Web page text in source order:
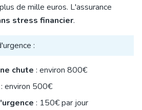
de mille euros. L'assurance
stress financier.
:
chute : environ 800€
: environ 500€
: 150€ par jour